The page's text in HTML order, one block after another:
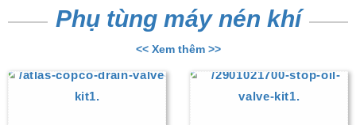
Phụ tùng máy nén khí
<< Xem thêm >>